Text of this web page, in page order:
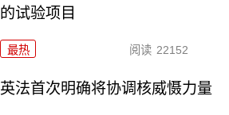
的试验项目
最热 阅读 22152
英法首次明确将协调核威慑力量